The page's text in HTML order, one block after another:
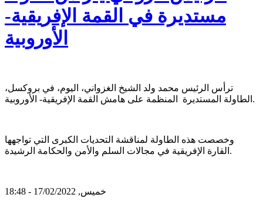
مستديرة في القمة الإفريقية-
الأوروبية
ترأس الرئيس محمد ولد الشيخ الغزواني، اليوم، في بروكسل،
الطاولة المستديرة المنظمة على هامش القمة الإفريقية- الأوروبية.
وخصصت هذه الطاولة لمناقشة التحديات الكبرى التي تواجهها
القارة الإفريقية في مجالات السلم والأمن والحكامة الرشيدة.
خميس, 17/02/2022 - 18:48